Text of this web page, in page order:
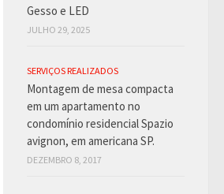
Gesso e LED
JULHO 29, 2025
SERVIÇOS REALIZADOS
Montagem de mesa compacta
em um apartamento no
condomínio residencial Spazio
avignon, em americana SP.
DEZEMBRO 8, 2017